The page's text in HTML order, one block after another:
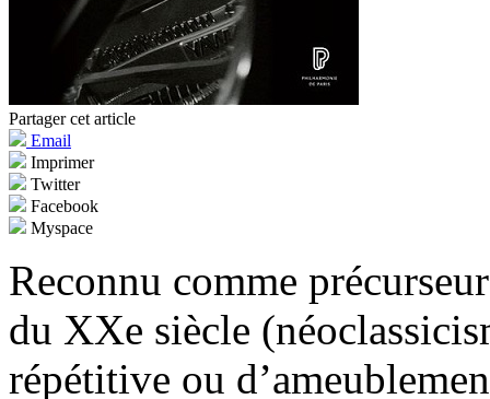
Partager cet article
Email
Imprimer
Twitter
Facebook
Myspace
Reconnu comme
du XXe siècle
répétitive ou